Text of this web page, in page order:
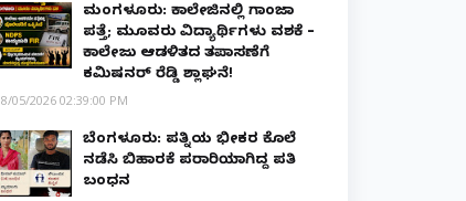
ಮಂಗಳೂರು: ಕಾಲೇಜಿನಲ್ಲಿ ಗಾಂಜಾ
ಪತ್ತೆ; ಮೂವರು ವಿದ್ಯಾರ್ಥಿಗಳು ವಶಕ್ಕೆ –
ಕಾಲೇಜು ಆಡಳಿತದ ತಪಾಸಣೆಗೆ
ಕಮಿಷನರ್ ರೆಡ್ಡಿ ಶ್ಲಾಘನೆ!
8/05/2026 02:39:00 PM
ಬೆಂಗಳೂರು: ಪತ್ನಿಯ ಭೀಕರ ಕೊಲೆ
ನಡೆಸಿ ಬಿಹಾರಕ್ಕೆ ಪರಾರಿಯಾಗಿದ್ದ ಪತಿ
ಬಂಧನ